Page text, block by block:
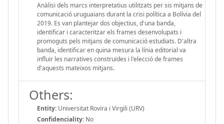
Anàlisi dels marcs interpretatius utilitzats per sis mitjans de
comunicació uruguaians durant la crisi política a Bolívia del
2019. Es van plantejar dos objectius, d'una banda,
identificar i caracteritzar els frames desenvolupats i
promoguts pels mitjans de comunicació estudiats. D'altra
banda, identificar en quina mesura la línia editorial va
influir les narratives construïdes i l'elecció de frames
d'aquests mateixos mitjans.
Others:
Entity: Universitat Rovira i Virgili (URV)
Confidenciality: No